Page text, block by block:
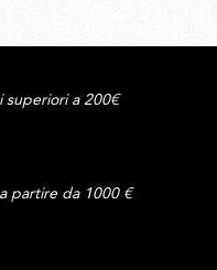
superiori a 200€
partire da 1000 €